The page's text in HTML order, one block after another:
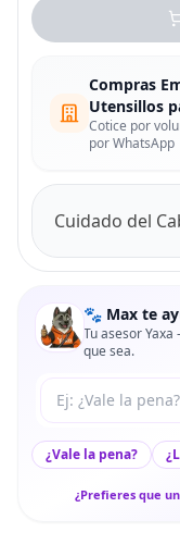
Compras
Utensillos
Cotice por
por WhatsApp
Cuidado del
🐾 Max te
Tu asesor
que sea.
Tu pregunta a Max
¿Vale la pena?
¿Prefieres que